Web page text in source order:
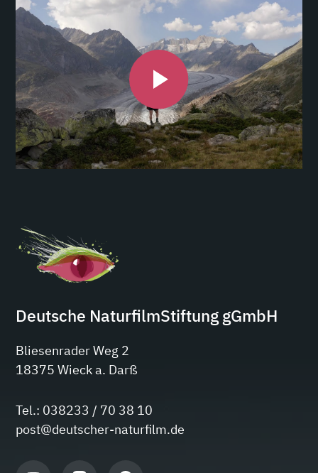
Deutsche NaturfilmStiftung gGmbH
Bliesenrader Weg 2
18375 Wieck a. Darß
Tel.: 038233 / 70 38 10
post@deutscher-naturfilm.de